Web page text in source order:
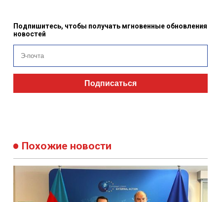
Подпишитесь, чтобы получать мгновенные обновления
новостей
Подписаться
Похожие новости